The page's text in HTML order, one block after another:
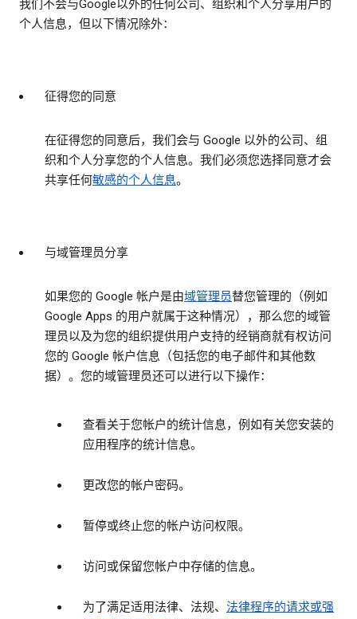
我们不会与Google以外的任何公司、组织和个人分享用户的
个人信息，但以下情况除外：
征得您的同意
在征得您的同意后，我们会与 Google 以外的公司、组
织和个人分享您的个人信息。我们必须您选择同意才会
共享任何敏感的个人信息。
与域管理员分享
如果您的 Google 帐户是由域管理员替您管理的（例如
Google Apps 的用户就属于这种情况），那么您的域管
理员以及为您的组织提供用户支持的经销商就有权访问
您的 Google 帐户信息（包括您的电子邮件和其他数
据）。您的域管理员还可以进行以下操作：
查看关于您帐户的统计信息，例如有关您安装的
应用程序的统计信息。
更改您的帐户密码。
暂停或终止您的帐户访问权限。
访问或保留您帐户中存储的信息。
为了满足适用法律、法规、 法律程序的请求或强